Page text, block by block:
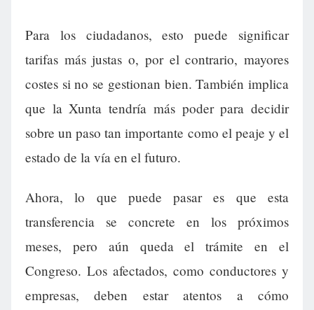
Para los ciudadanos, esto puede significar
tarifas más justas o, por el contrario, mayores
costes si no se gestionan bien. También implica
que la Xunta tendría más poder para decidir
sobre un paso tan importante como el peaje y el
estado de la vía en el futuro.
Ahora, lo que puede pasar es que esta
transferencia se concrete en los próximos
meses, pero aún queda el trámite en el
Congreso. Los afectados, como conductores y
empresas, deben estar atentos a cómo